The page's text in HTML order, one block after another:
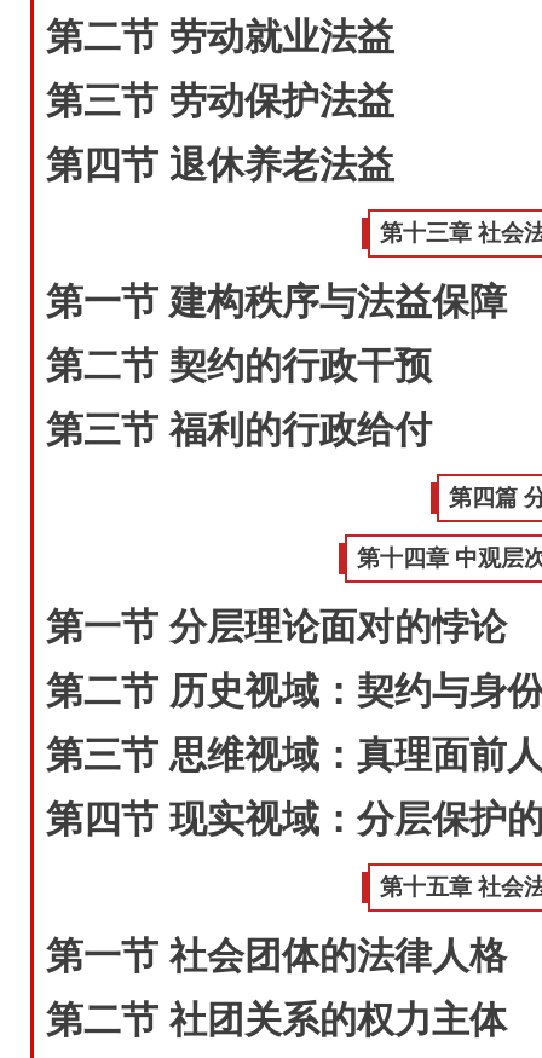
第二节 劳动就业法益
第三节 劳动保护法益
第四节 退休养老法益
第十三章 社会
第一节 建构秩序与法益保障
第二节 契约的行政干预
第三节 福利的行政给付
第四篇
第十四章 中观层
第一节 分层理论面对的悖论
第二节 历史视域：契约与身
第三节 思维视域：真理面前
第四节 现实视域：分层保护
第十五章 社会
第一节 社会团体的法律人格
第二节 社团关系的权力主体